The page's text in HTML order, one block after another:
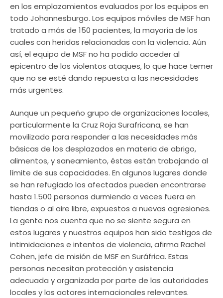
en los emplazamientos evaluados por los equipos en
todo Johannesburgo. Los equipos móviles de MSF han
tratado a más de 150 pacientes, la mayoría de los
cuales con heridas relacionadas con la violencia. Aún
así, el equipo de MSF no ha podido acceder al
epicentro de los violentos ataques, lo que hace temer
que no se esté dando repuesta a las necesidades
más urgentes.
Aunque un pequeño grupo de organizaciones locales,
particularmente la Cruz Roja Surafricana, se han
movilizado para responder a las necesidades más
básicas de los desplazados en materia de abrigo,
alimentos, y saneamiento, éstas están trabajando al
límite de sus capacidades. En algunos lugares donde
se han refugiado los afectados pueden encontrarse
hasta 1.500 personas durmiendo a veces fuera en
tiendas o al aire libre, expuestos a nuevas agresiones.
La gente nos cuenta que no se siente segura en
estos lugares y nuestros equipos han sido testigos de
intimidaciones e intentos de violencia, afirma Rachel
Cohen, jefe de misión de MSF en Suráfrica. Estas
personas necesitan protección y asistencia
adecuada y organizada por parte de las autoridades
locales y los actores internacionales relevantes.